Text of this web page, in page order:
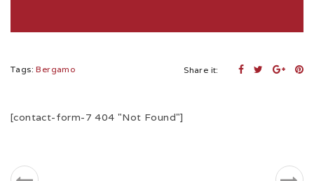
Tags:Bergamo Share it:
[contact-form-7 404 "Not Found"]